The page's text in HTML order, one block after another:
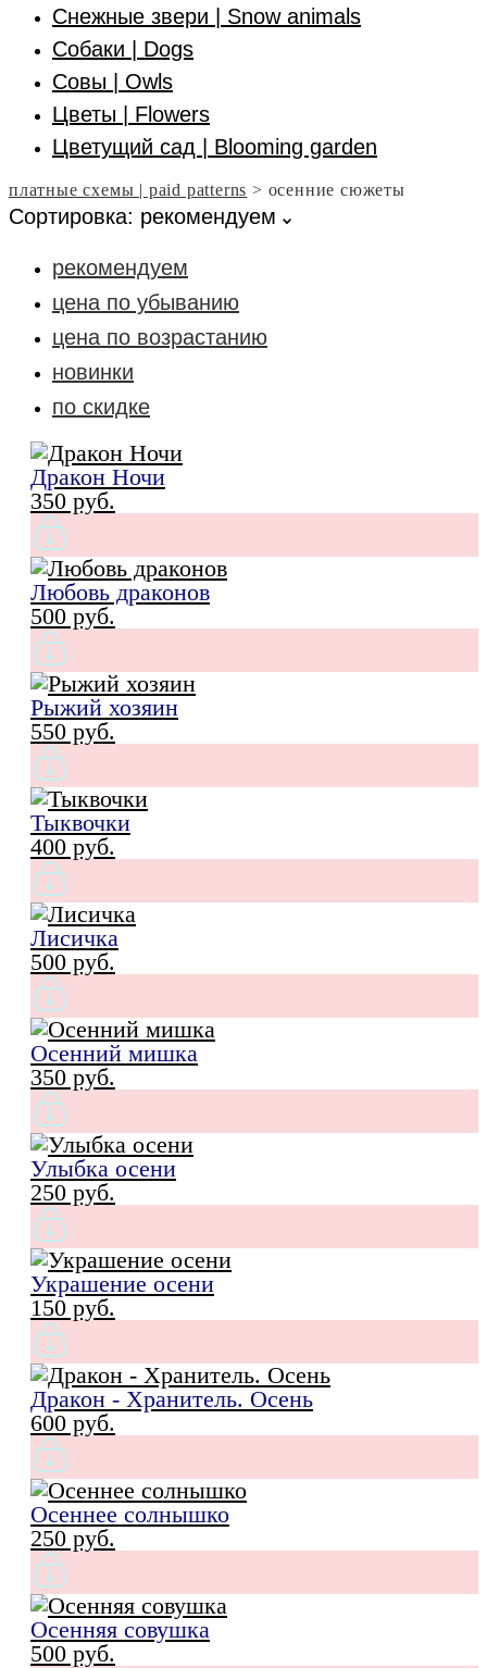
Снежные звери | Snow animals
Собаки | Dogs
Совы | Owls
Цветы | Flowers
Цветущий сад | Blooming garden
платные схемы | paid patterns > осенние сюжеты
Сортировка: рекомендуем
рекомендуем
цена по убыванию
цена по возрастанию
новинки
по скидке
Дракон Ночи
350 pуб.
Любовь драконов
500 pуб.
Рыжий хозяин
550 pуб.
Тыквочки
400 pуб.
Лисичка
500 pуб.
Осенний мишка
350 pуб.
Улыбка осени
250 pуб.
Украшение осени
150 pуб.
Дракон - Хранитель. Осень
600 pуб.
Осеннее солнышко
250 pуб.
Осенняя совушка
500 pуб.